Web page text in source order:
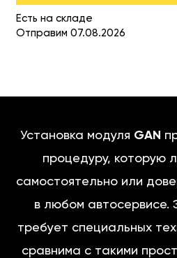
Есть на складе
Отправим 07.08.2026
Установка модуля GAN
процедуру, которую
самостоятельно или
в любом автосервисе.
требует специальных
сравнима с такими